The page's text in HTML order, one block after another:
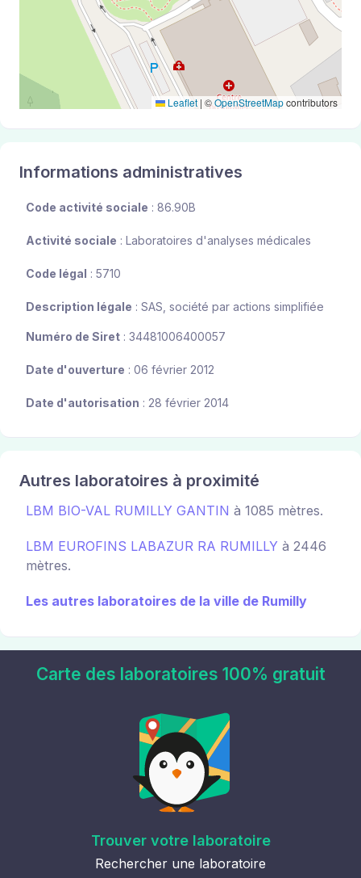
Leaflet | ©OpenStreetMapcontributors
Informations administratives
Code activité sociale : 86.90B
Activité sociale : Laboratoires d'analyses médicales
Code légal : 5710
Description légale : SAS, société par actions simplifiée
Numéro de Siret : 34481006400057
Date d'ouverture : 06 février 2012
Date d'autorisation : 28 février 2014
Autres laboratoires à proximité
LBM BIO-VAL RUMILLY GANTIN à 1085 mètres.
LBM EUROFINS LABAZUR RA RUMILLY à 2446
mètres.
Les autres laboratoires de la ville de Rumilly
Carte des laboratoires 100% gratuit
Trouver votre laboratoire
Rechercher une laboratoire